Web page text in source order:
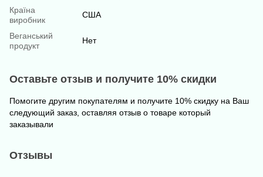
Країна
виробник
США
Веганський
продукт
Нет
Оставьте отзыв и получите 10% скидки
Помогите другим покупателям и получите 10% скидку на Ваш
следующий заказ, оставляя отзыв о товаре который
заказывали
Отзывы